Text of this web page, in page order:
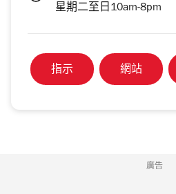
星期二至日10am-8pm
指示 網站
廣告